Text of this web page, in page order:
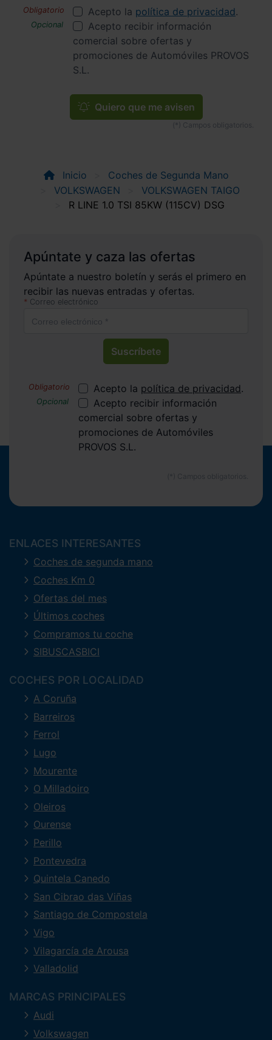
Acepto la política de privacidad.
Acepto recibir información
comercial sobre ofertas y
promociones de Automóviles PROVOS
S.L.
Quiero que me avisen
Inicio
Coches de Segunda Mano
VOLKSWAGEN
VOLKSWAGEN TAIGO
R LINE 1.0 TSI 85KW (115CV) DSG
Apúntate y caza las ofertas
Apúntate a nuestro boletín y serás el primero en
recibir las nuevas entradas y ofertas.
Correo electrónico
Suscríbete
Acepto la política de privacidad.
Acepto recibir información
comercial sobre ofertas y
promociones de Automóviles
PROVOS S.L.
ENLACES INTERESANTES
Coches de segunda mano
Coches Km 0
Ofertas del mes
Últimos coches
Compramos tu coche
SIBUSCASBICI
COCHES POR LOCALIDAD
A Coruña
Barreiros
Ferrol
Lugo
Mourente
O Milladoiro
Oleiros
Ourense
Perillo
Pontevedra
Quintela Canedo
San Cibrao das Viñas
Santiago de Compostela
Vigo
Vilagarcía de Arousa
Valladolid
MARCAS PRINCIPALES
Audi
Volkswagen